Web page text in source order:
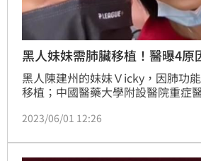
黑人妹妹需肺臟移植！醫曝4原
黑人陳建州的妹妹Ｖicky，因肺功
移植；中國醫藥大學附設醫院重症
有在所有的標準治療，如給予藥物
正等到換肺的，還是少數，肺臟無
2023/06/01 12:26